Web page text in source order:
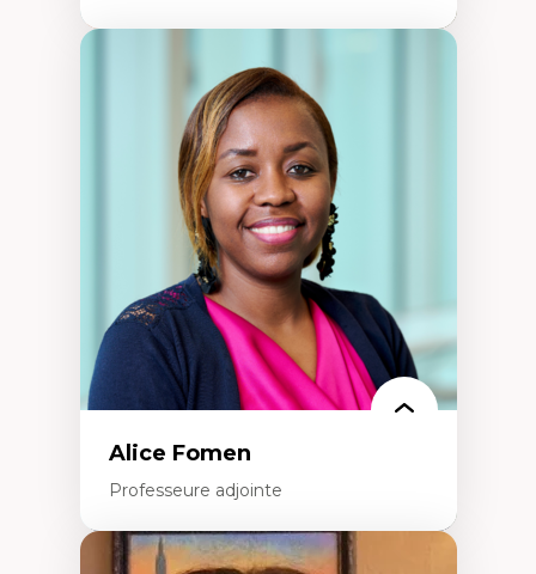
Les apports pédagogiques des théories de
l'affect, du posthumanisme, du féminisme
dans l'éducation aux sciences
L'apprentissage des sciences/STIM dans une
perspective socioécologique de care
L’insertion professionnelle des
enseignant.e.s
Alice Fomen
Professeure adjointe